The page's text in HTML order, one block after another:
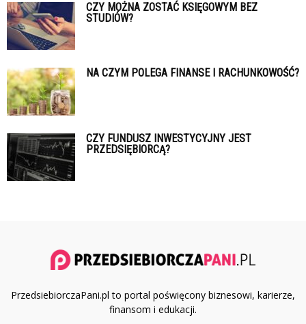
CZY MOŻNA ZOSTAĆ KSIĘGOWYM BEZ
STUDIÓW?
NA CZYM POLEGA FINANSE I RACHUNKOWOŚĆ?
CZY FUNDUSZ INWESTYCYJNY JEST
PRZEDSIĘBIORCĄ?
PrzedsiebiorczaPani.pl to portal poświęcony biznesowi, karierze,
finansom i edukacji.